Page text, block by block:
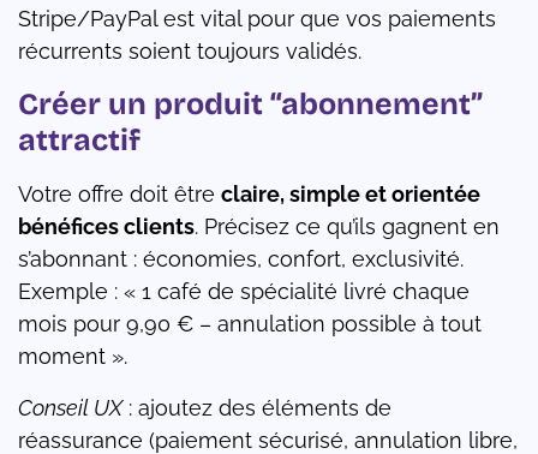
Stripe/PayPal est vital pour que vos paiements
récurrents soient toujours validés.
Créer un produit “abonnement”
attractif
Votre offre doit être claire, simple et orientée
bénéfices clients. Précisez ce qu’ils gagnent en
s’abonnant : économies, confort, exclusivité.
Exemple : « 1 café de spécialité livré chaque
mois pour 9,90 € – annulation possible à tout
moment ».
Conseil UX: ajoutez des éléments de
réassurance (paiement sécurisé, annulation libre,